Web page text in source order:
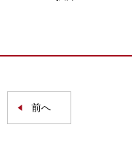
前へ